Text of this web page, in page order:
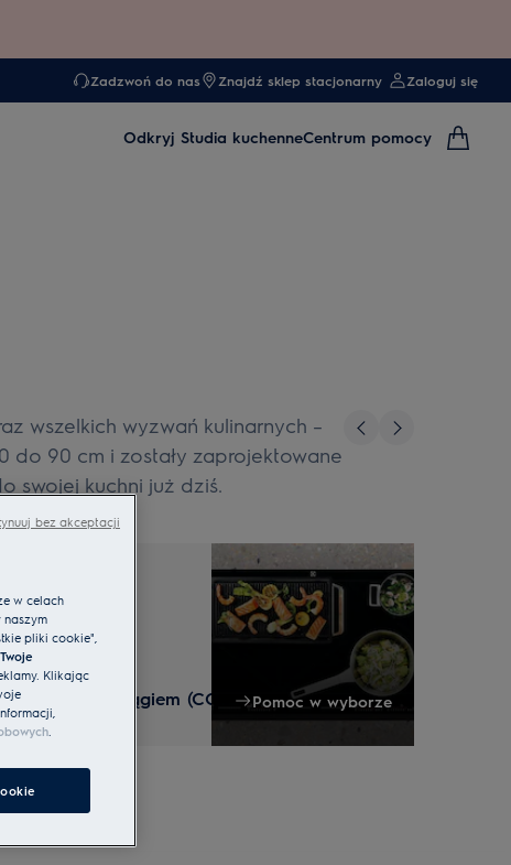
Zadzwoń do nas Znajdź sklep stacjonarny Zaloguj się
Odkryj Studia kuchenneCentrum pomocy
wszelkich wyzwań kulinarnych –
do 90 cm i zostały zaprojektowane
swojej kuchni już dziś.
z wyciągiem (COMBO)Pomoc w wyborze
w celach
naszym
pliki cookie",
Klikając
.
bez akceptacji